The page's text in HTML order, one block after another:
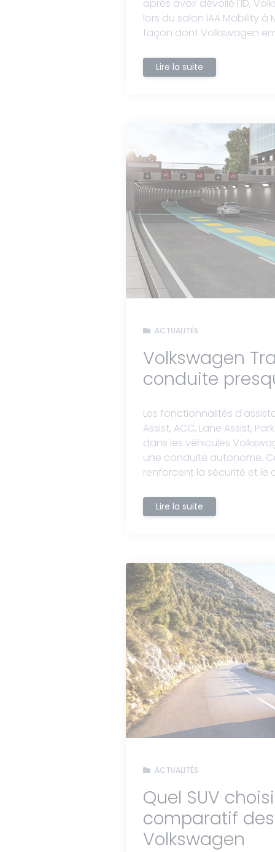
après avoir dévoilé l'ID,
lors du salon IAA Mobility
façon dont Volkswagen
Lire la suite
ACTUALITÉS
Volkswagen
conduite
Les fonctionnalités
Assist, ACC, Lane Assist,
dans les véhicules
une conduite autonome.
renforcent la sécurité et le
Lire la suite
ACTUALITÉS
Quel SUV
comparatif
Volkswagen